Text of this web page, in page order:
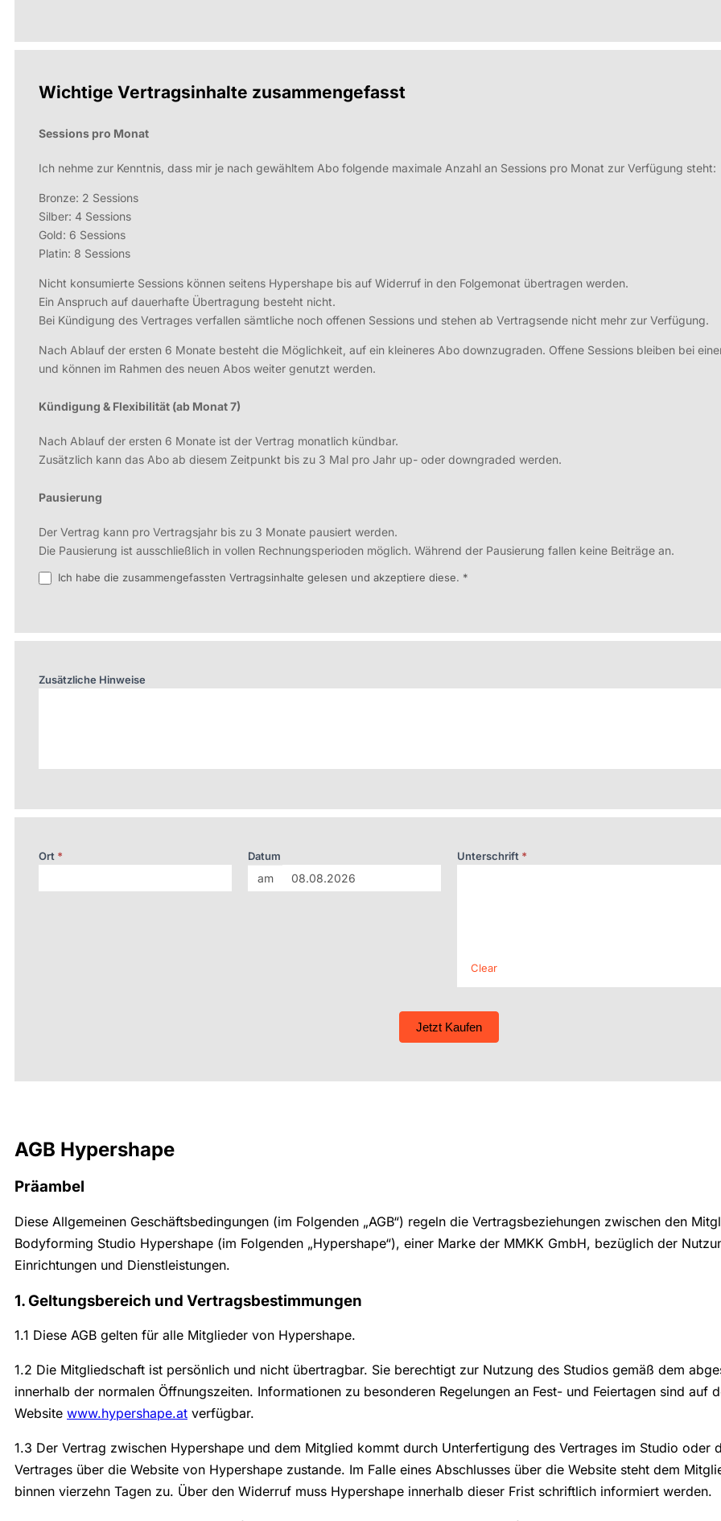
Wichtige Vertragsinhalte zusammengefasst
Sessions pro Monat
Ich nehme zur Kenntnis, dass mir je nach gewähltem Abo folgende maximale Anzahl an Sessions pro Monat zur Verfügung steht:
Bronze: 2 Sessions
Silber: 4 Sessions
Gold: 6 Sessions
Platin: 8 Sessions
Nicht konsumierte Sessions können seitens Hypershape bis auf Widerruf in den Folgemonat übertragen werden.
Ein Anspruch auf dauerhafte Übertragung besteht nicht.
Bei Kündigung des Vertrages verfallen sämtliche noch offenen Sessions und stehen ab Vertragsende nicht mehr zur Verfügung.
Nach Ablauf der ersten 6 Monate besteht die Möglichkeit, auf ein kleineres Abo downzugraden. Offene Sessions bleiben bei
und können im Rahmen des neuen Abos weiter genutzt werden.
Kündigung & Flexibilität (ab Monat 7)
Nach Ablauf der ersten 6 Monate ist der Vertrag monatlich kündbar.
Zusätzlich kann das Abo ab diesem Zeitpunkt bis zu 3 Mal pro Jahr up- oder downgraded werden.
Pausierung
Der Vertrag kann pro Vertragsjahr bis zu 3 Monate pausiert werden.
Die Pausierung ist ausschließlich in vollen Rechnungsperioden möglich. Während der Pausierung fallen keine Beiträge an.
Ich habe die zusammengefassten Vertragsinhalte gelesen und akzeptiere diese. *
Zusätzliche Hinweise
Ort * Datum
am
Unterschrift *
Clear
Jetzt Kaufen
AGB Hypershape
Präambel
Diese Allgemeinen Geschäftsbedingungen (im Folgenden „AGB“) regeln die Vertragsbeziehungen zwischen den
Bodyforming Studio Hypershape (im Folgenden „Hypershape“), einer Marke der MMKK GmbH, bezüglich der
Einrichtungen und Dienstleistungen.
1. Geltungsbereich und Vertragsbestimmungen
1.1 Diese AGB gelten für alle Mitglieder von Hypershape.
1.2 Die Mitgliedschaft ist persönlich und nicht übertragbar. Sie berechtigt zur Nutzung des Studios gemäß dem
innerhalb der normalen Öffnungszeiten. Informationen zu besonderen Regelungen an Fest- und Feiertagen sind auf
Website www.hypershape.at verfügbar.
1.3 Der Vertrag zwischen Hypershape und dem Mitglied kommt durch Unterfertigung des Vertrages im Studio oder
Vertrages über die Website von Hypershape zustande. Im Falle eines Abschlusses über die Website steht dem
binnen vierzehn Tagen zu. Über den Widerruf muss Hypershape innerhalb dieser Frist schriftlich informiert werden.